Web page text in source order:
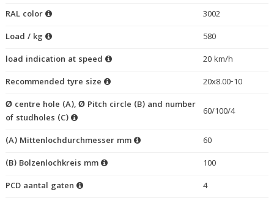
RAL color
3002
Load / kg
580
load indication at speed
20 km/h
Recommended tyre size
20x8.00-10
Ø centre hole (A), Ø Pitch circle (B) and number
of studholes (C)
60/100/4
(A) Mittenlochdurchmesser mm
60
(B) Bolzenlochkreis mm
100
PCD aantal gaten
4